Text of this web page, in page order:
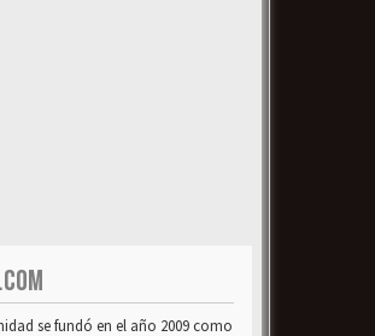
se fundó en el año 2009 como